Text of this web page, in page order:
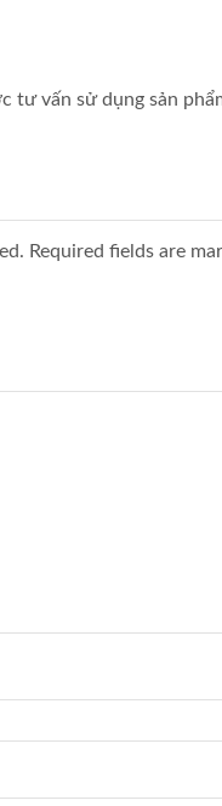
tư vấn sử dụng sản
Required fields are